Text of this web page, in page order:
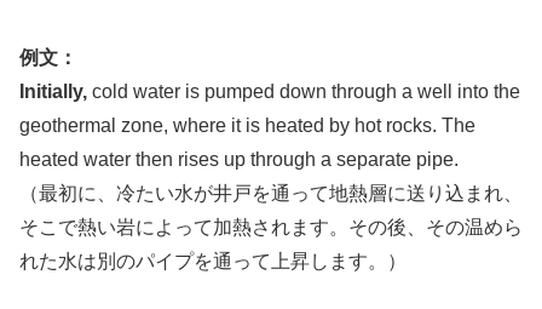
例文：
Initially, cold water is pumped down through a well into the
geothermal zone, where it is heated by hot rocks. The
heated water then rises up through a separate pipe.
（最初に、冷たい水が井戸を通って地熱層に送り込まれ、
そこで熱い岩によって加熱されます。その後、その温めら
れた水は別のパイプを通って上昇します。）